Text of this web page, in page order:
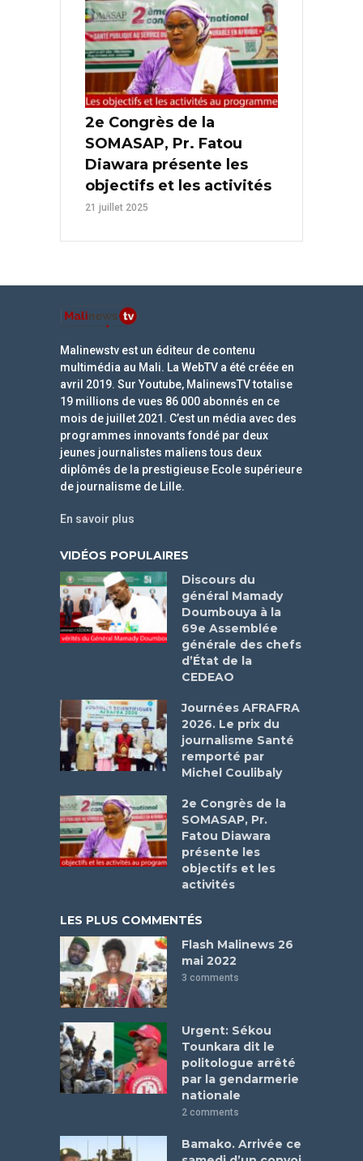
2e Congrès de la
SOMASAP, Pr. Fatou
Diawara présente les
objectifs et les activités
21 juillet 2025
Malinewstv est un éditeur de contenu
multimédia au Mali. La WebTV a été créée en
avril 2019. Sur Youtube, MalinewsTV totalise
19 millions de vues 86 000 abonnés en ce
mois de juillet 2021. C’est un média avec des
programmes innovants fondé par deux
jeunes journalistes maliens tous deux
diplômés de la prestigieuse Ecole supérieure
de journalisme de Lille.
En savoir plus
VIDÉOS POPULAIRES
Discours du
général Mamady
Doumbouya à la
69e Assemblée
générale des chefs
d’État de la
CEDEAO
Journées AFRAFRA
2026. Le prix du
journalisme Santé
remporté par
Michel Coulibaly
2e Congrès de la
SOMASAP, Pr.
Fatou Diawara
présente les
objectifs et les
activités
LES PLUS COMMENTÉS
Flash Malinews 26
mai 2022
3 comments
Urgent: Sékou
Tounkara dit le
politologue arrêté
par la gendarmerie
nationale
2 comments
Bamako. Arrivée ce